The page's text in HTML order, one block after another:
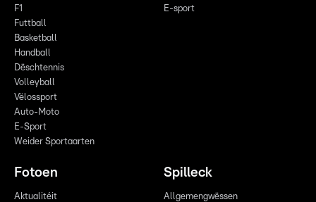
F1
Futtball
Basketball
Handball
Dëschtennis
Volleyball
Vëlossport
Auto-Moto
E-Sport
Weider Sportaarten
E-sport
Fotoen
Aktualitéit
Spilleck
Allgemengwëssen